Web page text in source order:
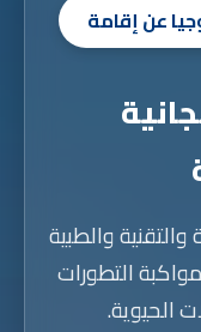
عن إقامة
والطبية
التطورات
الحيوية.